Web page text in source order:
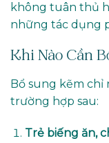
không tuân thủ
những tác dụng
Khi Nào Cần
Bổ sung kẽm
trường hợp sau:
Trẻ biếng ăn,